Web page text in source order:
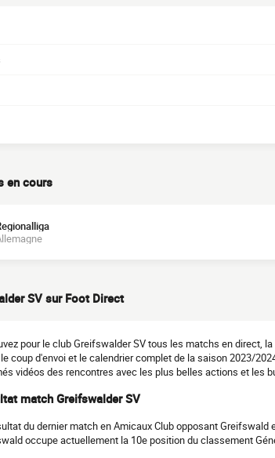
en cours
SV sur Foot Direct
pour le club Greifswalder SV tous les matchs en direct,
coup d'envoi et le calendrier complet de la saison 2023/
vidéos des rencontres avec les plus belles actions et les
match Greifswalder SV
du dernier match en Amicaux Club opposant Greifswald
occupe actuellement la 10e position du classement